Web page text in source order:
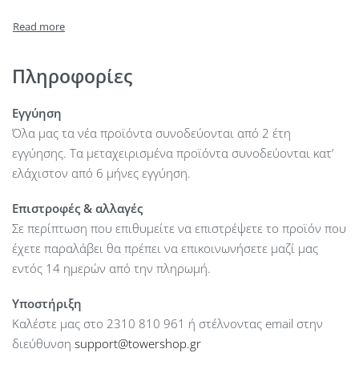
Πληροφορίες
Εγγύηση
Όλα μας τα νέα προϊόντα συνοδεύονται από 2 έτη
εγγύησης. Τα μεταχειρισμένα προϊόντα συνοδεύονται κατ’
ελάχιστον από 6 μήνες εγγύηση.
Επιστροφές & αλλαγές
Σε περίπτωση που επιθυμείτε να επιστρέψετε το προϊόν που
έχετε παραλάβει θα πρέπει να επικοινωνήσετε μαζί μας
εντός 14 ημερών από την πληρωμή.
Υποστήριξη
Καλέστε μας στο 2310 810 961 ή στέλνοντας email στην
διεύθυνση support@towershop.gr